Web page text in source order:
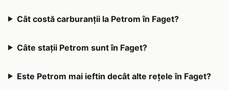
Cât costă carburanții la Petrom în Faget?
Câte stații Petrom sunt în Faget?
Este Petrom mai ieftin decât alte rețele în Faget?